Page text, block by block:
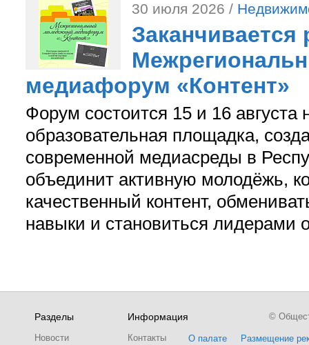
30 июля 2026 /
Заканчивается
медиафорум «Контент»
Форум состоится 15 и 16
образовательная площадка,
современной медиасреды в
объединит активную молодёжь,
качественный контент,
навыки и становиться лидерами
Разделы
Новости
Информация
Контакты
О палате Размещение
©